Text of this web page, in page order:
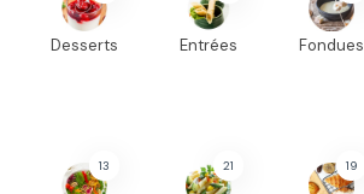
Desserts Entrées Fondues
13 21 19